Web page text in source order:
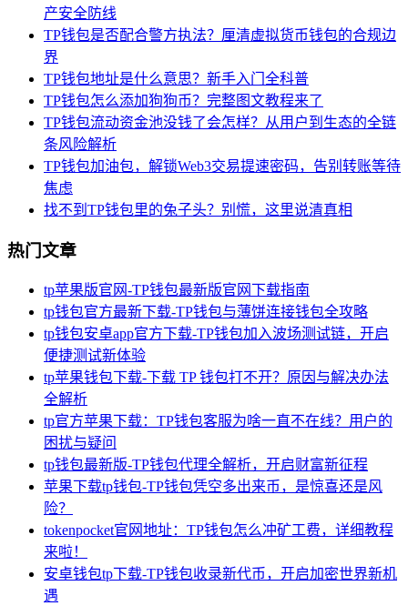
产安全防线
TP钱包是否配合警方执法？厘清虚拟货币钱包的合规边
界
TP钱包地址是什么意思？新手入门全科普
TP钱包怎么添加狗狗币？完整图文教程来了
TP钱包流动资金池没钱了会怎样？从用户到生态的全链
条风险解析
TP钱包加油包，解锁Web3交易提速密码，告别转账等待
焦虑
找不到TP钱包里的兔子头？别慌，这里说清真相
热门文章
tp苹果版官网-TP钱包最新版官网下载指南
tp钱包官方最新下载-TP钱包与薄饼连接钱包全攻略
tp钱包安卓app官方下载-TP钱包加入波场测试链，开启
便捷测试新体验
tp苹果钱包下载-下载 TP 钱包打不开？原因与解决办法
全解析
tp官方苹果下载：TP钱包客服为啥一直不在线？用户的
困扰与疑问
tp钱包最新版-TP钱包代理全解析，开启财富新征程
苹果下载tp钱包-TP钱包凭空多出来币，是惊喜还是风
险？
tokenpocket官网地址：TP钱包怎么冲矿工费，详细教程
来啦！
安卓钱包tp下载-TP钱包收录新代币，开启加密世界新机
遇